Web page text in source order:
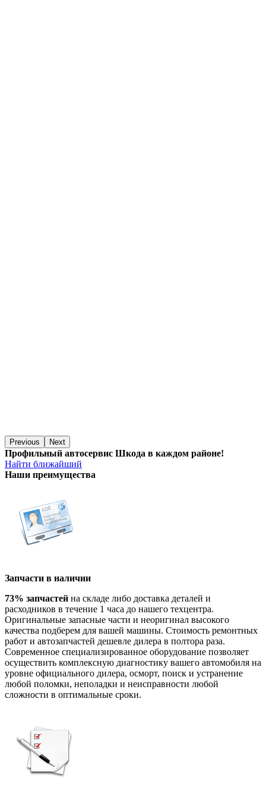
Previous Next
Профильный автосервис Шкода в каждом районе!
Найти ближайший
Наши преимущества
Запчасти в наличии
73% запчастей на складе либо доставка деталей и
расходников в течение 1 часа до нашего техцентра.
Оригинальные запасные части и неоригинал высокого
качества подберем для вашей машины. Стоимость ремонтных
работ и автозапчастей дешевле дилера в полтора раза.
Современное специализированное оборудование позволяет
осуществить комплексную диагностику вашего автомобиля на
уровне официального дилера, осморт, поиск и устранение
любой поломки, неполадки и неисправности любой
сложности в оптимальные сроки.